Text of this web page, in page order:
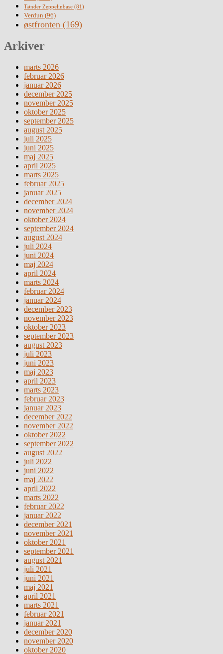
Tønder Zeppelinbase (81)
Verdun (96)
østfronten (169)
Arkiver
marts 2026
februar 2026
januar 2026
december 2025
november 2025
oktober 2025
september 2025
august 2025
juli 2025
juni 2025
maj 2025
april 2025
marts 2025
februar 2025
januar 2025
december 2024
november 2024
oktober 2024
september 2024
august 2024
juli 2024
juni 2024
maj 2024
april 2024
marts 2024
februar 2024
januar 2024
december 2023
november 2023
oktober 2023
september 2023
august 2023
juli 2023
juni 2023
maj 2023
april 2023
marts 2023
februar 2023
januar 2023
december 2022
november 2022
oktober 2022
september 2022
august 2022
juli 2022
juni 2022
maj 2022
april 2022
marts 2022
februar 2022
januar 2022
december 2021
november 2021
oktober 2021
september 2021
august 2021
juli 2021
juni 2021
maj 2021
april 2021
marts 2021
februar 2021
januar 2021
december 2020
november 2020
oktober 2020